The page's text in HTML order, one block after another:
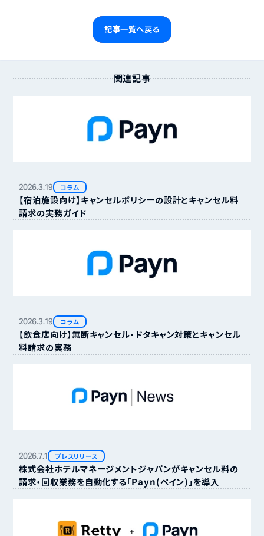
記事一覧へ戻る
関連記事
2026.3.19 コラム
【宿泊施設向け】キャンセルポリシーの設計とキャンセル料
請求の実務ガイド
2026.3.19 コラム
【飲食店向け】無断キャンセル・ドタキャン対策とキャンセル
料請求の実務
2026.7.1 プレスリリース
株式会社ホテルマネージメントジャパンがキャンセル料の
請求・回収業務を自動化する「Payn（ペイン）」を導入